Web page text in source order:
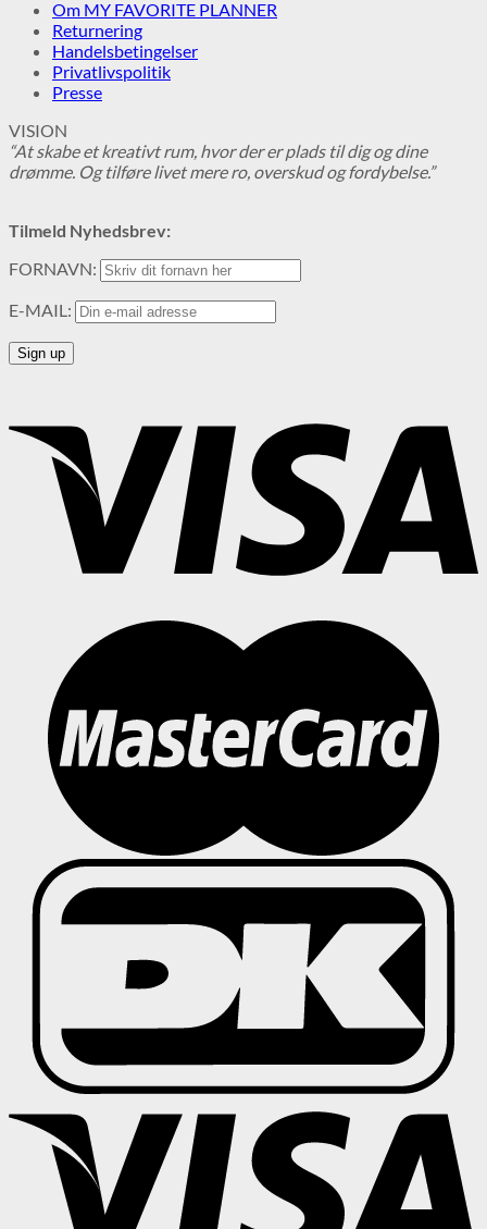
Om MY FAVORITE PLANNER
Returnering
Handelsbetingelser
Privatlivspolitik
Presse
VISION
“At skabe et kreativt rum, hvor der er plads til dig og dine
drømme. Og tilføre livet mere ro, overskud og fordybelse.”
Tilmeld Nyhedsbrev:
FORNAVN:
E-MAIL: